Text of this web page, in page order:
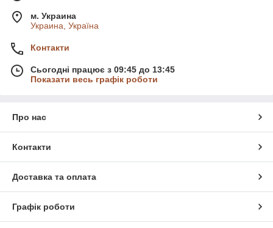
м. Украина
Украина, Україна
Контакти
Сьогодні працює з 09:45 до 13:45
Показати весь графік роботи
Про нас
Контакти
Доставка та оплата
Графік роботи